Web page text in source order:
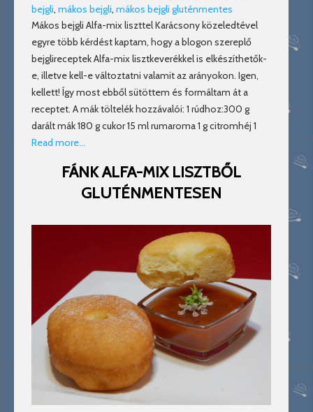
bejgli, mákos bejgli, mákos bejgli gluténmentes
Mákos bejgli Alfa-mix liszttel Karácsony közeledtével
egyre több kérdést kaptam, hogy a blogon szereplő
bejglireceptek Alfa-mix lisztkeverékkel is elkészíthetők-
e, illetve kell-e változtatni valamit az arányokon. Igen,
kellett! Így most ebből sütöttem és formáltam át a
receptet. A mák töltelék hozzávalói: 1 rúdhoz:300 g
darált mák 180 g cukor 15 ml rumaroma 1 g citromhéj 1
Read more…
FÁNK ALFA-MIX LISZTBŐL
GLUTÉNMENTESEN